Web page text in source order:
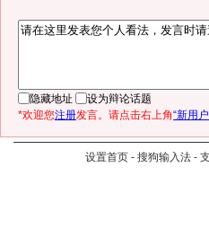
隐藏地址
设为辩论话题
*欢迎您注册发言。请点击右上角“新用
设置首页 - 搜狗输入法 -